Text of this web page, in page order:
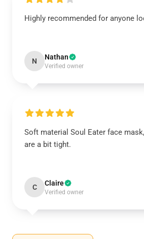
Highly recommended for anyone
N Nathan
Verified owner
Soft material Soul Eater face
are a bit tight.
C Claire
Verified owner